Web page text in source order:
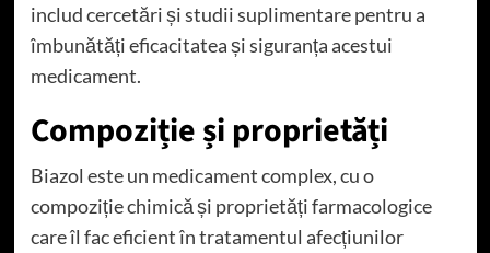
includ cercetări și studii suplimentare pentru a
îmbunătăți eficacitatea și siguranța acestui
medicament.
Compoziție și proprietăți
Biazol este un medicament complex, cu o
compoziție chimică și proprietăți farmacologice
care îl fac eficient în tratamentul afecțiunilor